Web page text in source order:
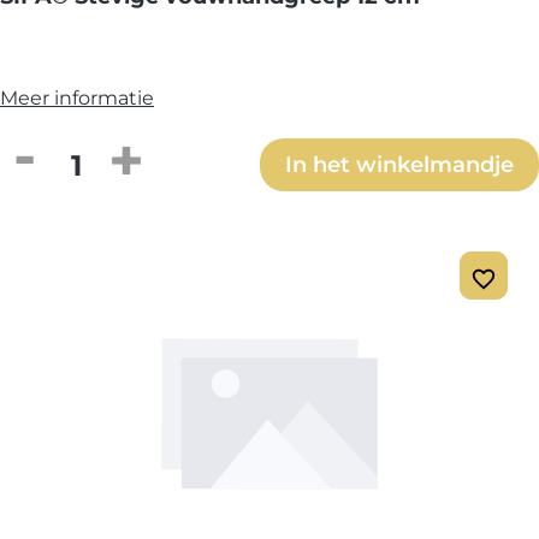
Meer informatie
Producthoeveelheid: Voer deIn het winkelmandje